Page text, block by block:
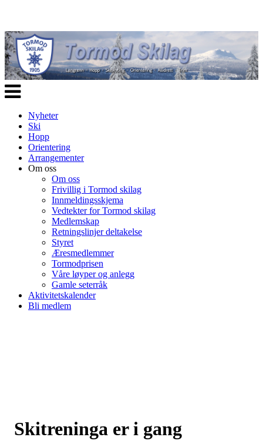
Veksle
navigasjon
Nyheter
Ski
Hopp
Orientering
Arrangementer
Om oss
Om oss
Frivillig i Tormod skilag
Innmeldingsskjema
Vedtekter for Tormod skilag
Medlemskap
Retningslinjer deltakelse
Styret
Æresmedlemmer
Tormodprisen
Våre løyper og anlegg
Gamle seterråk
Aktivitetskalender
Bli medlem
Skitreninga er i gang